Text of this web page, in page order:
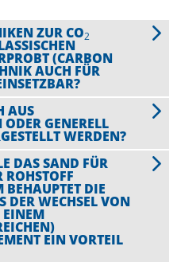
ZUR CO2
(CARBON
AUCH FÜR
AUS
GENERELL
WERDEN?
DAS SAND FÜR
ROHSTOFF
DIE
DER WECHSEL VON
EINEM
EIN VORTEIL